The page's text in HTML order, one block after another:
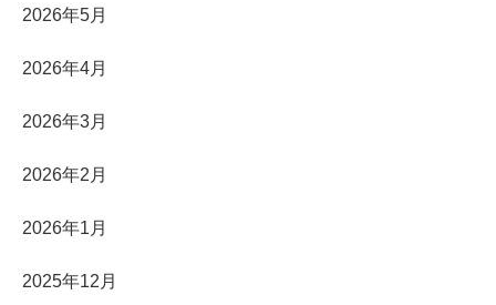
2026年5月
2026年4月
2026年3月
2026年2月
2026年1月
2025年12月